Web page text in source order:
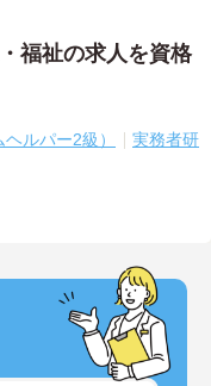
福祉の求人を資格
ルパー2級）
実務者研